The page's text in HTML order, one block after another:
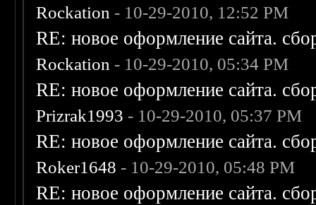
Rockation - 10-29-2010, 12:52 PM
RE: новое оформление сайта.
Rockation - 10-29-2010, 05:34 PM
RE: новое оформление сайта.
Prizrak1993 - 10-29-2010, 05:37 PM
RE: новое оформление сайта.
Roker1648 - 10-29-2010, 05:48 PM
RE: новое оформление сайта.